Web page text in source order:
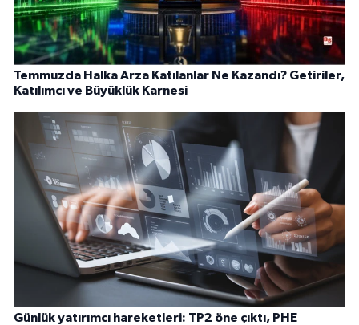
Temmuzda Halka Arza Katılanlar Ne Kazandı? Getiriler,
Katılımcı ve Büyüklük Karnesi
Günlük yatırımcı hareketleri: TP2 öne çıktı, PHE